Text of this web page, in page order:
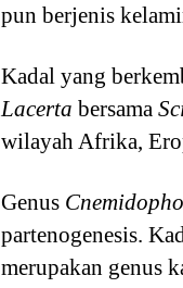
pun berjenis
Kadal yang
Lacerta bersama
wilayah Afrika,
Genus
partenogenesis.
merupakan genus